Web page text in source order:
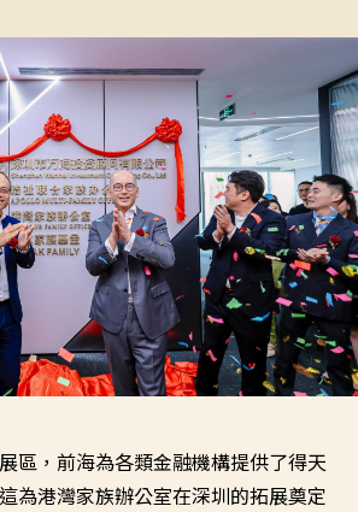
區，前海為各類金融機構提供了得天
為港灣家族辦公室在深圳的拓展奠定